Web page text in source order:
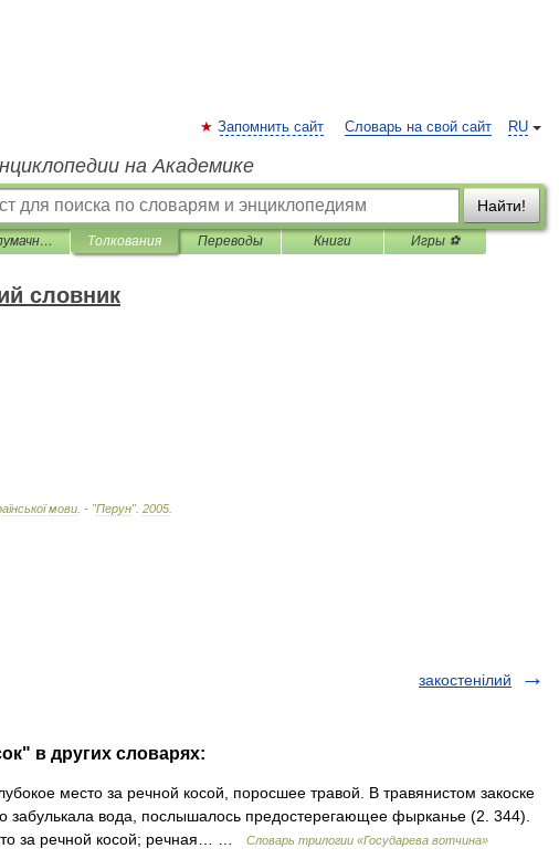
RU
Запомнить сайт Словарь на свой сайт
на Академике
Найти!
Український тлумачний словник Толкования Переводы Книги Игры ⚽
словник
мови . - "Перун". 2005
закостенілий
в других словарях:
место за речной косой, поросшее травой. В травянистом закоске
забулькала вода, послышалось предостерегающее фырканье (2. 344).
за речной косой; речная… …
Словарь трилогии «Государева вотчина»